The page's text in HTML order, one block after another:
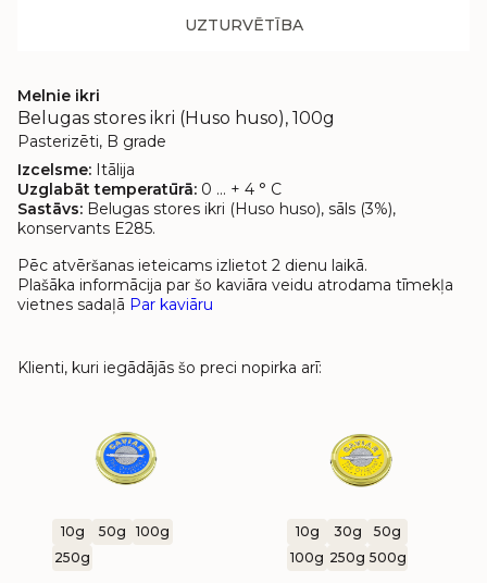
UZTURVĒTĪBA
Melnie ikri
Belugas stores ikri (Huso huso), 100g
Pasterizēti, B grade
Izcelsme: Itālija
Uzglabāt temperatūrā: 0 ... + 4 ° C
Sastāvs: Belugas stores ikri (Huso huso), sāls (3%),
konservants E285.
Pēc atvēršanas ieteicams izlietot 2 dienu laikā.
Plašāka informācija par šo kaviāra veidu atrodama tīmekļa
vietnes sadaļā Par kaviāru
Klienti, kuri iegādājās šo preci nopirka arī:
10g 50g
100g
250g
10g 30g
50g
100g 250g 500g